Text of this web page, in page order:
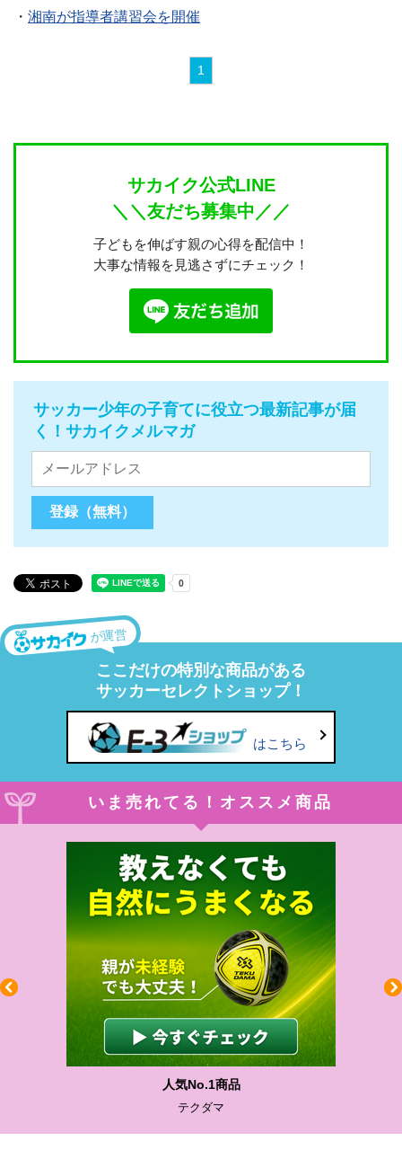
・ 湘南が指導者講習会を開催
1
サカイク公式LINE
＼＼友だち募集中／／
子どもを伸ばす親の心得を配信中！
大事な情報を見逃さずにチェック！
サッカー少年の子育てに役立つ最新記事が届
く！サカイクメルマガ
が運営
ここだけの特別な商品がある
サッカーセレクトショップ！
はこちら
いま売れてる！オススメ商品
人気No.1商品
テクダマ